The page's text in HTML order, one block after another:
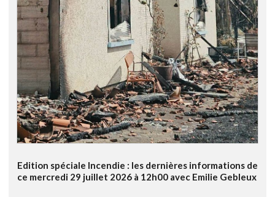
Edition spéciale Incendie : les dernières informations de
ce mercredi 29 juillet 2026 à 12h00 avec Emilie Gebleux